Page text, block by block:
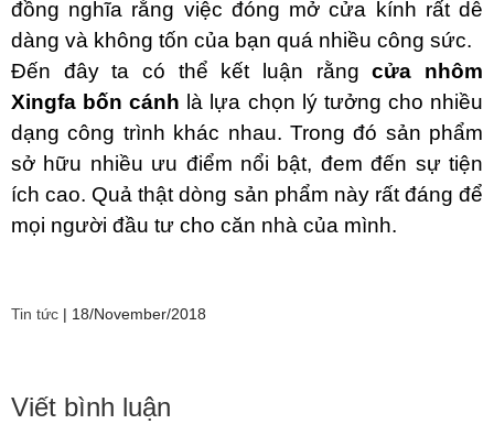
đồng nghĩa rằng việc đóng mở cửa kính rất dễ
dàng và không tốn của bạn quá nhiều công sức.
Đến đây ta có thể kết luận rằngcửa nhôm
Xingfa bốn cánh là lựa chọn lý tưởng cho nhiều
dạng công trình khác nhau. Trong đó sản phẩm
sở hữu nhiều ưu điểm nổi bật, đem đến sự tiện
ích cao. Quả thật dòng sản phẩm này rất đáng để
mọi người đầu tư cho căn nhà của mình.
Tin tức | 18/November/2018
Viết bình luận